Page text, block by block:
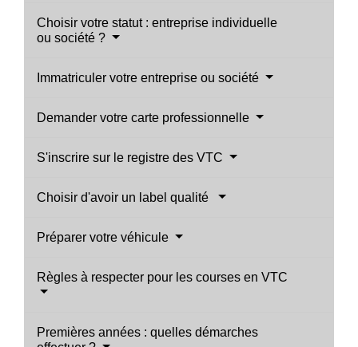
Choisir votre statut : entreprise individuelle
ou société ?
Immatriculer votre entreprise ou société
Demander votre carte professionnelle
S'inscrire sur le registre des VTC
Choisir d'avoir un label qualité
Préparer votre véhicule
Règles à respecter pour les courses en VTC
Premières années : quelles démarches